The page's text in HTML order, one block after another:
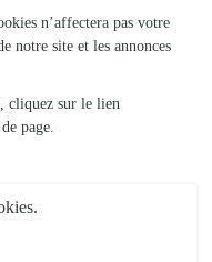
via Trustpilot.
sur Trustpilot
Étienne-des-
proches